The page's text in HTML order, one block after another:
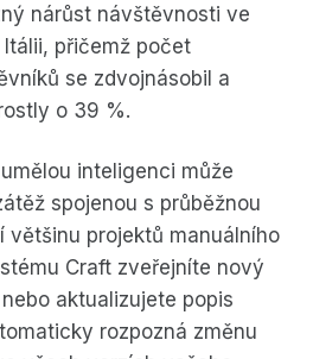
nárůst návštěvnosti ve
přičemž počet
se zdvojnásobil a
o 39 %.
inteligenci může
spojenou s průběžnou
většinu projektů manuálního
Craft zveřejníte nový
aktualizujete popis
rozpozná změnu